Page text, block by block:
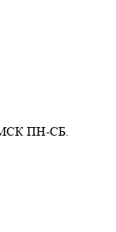
МСК ПН-СБ.